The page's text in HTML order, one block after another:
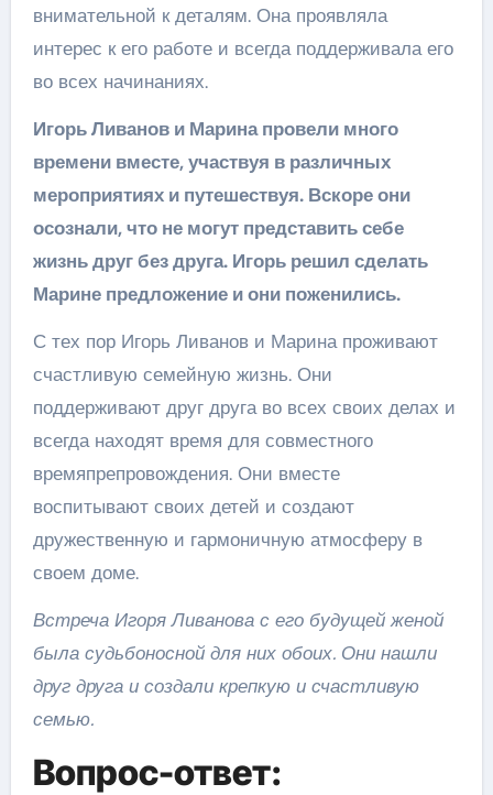
внимательной к деталям. Она проявляла
интерес к его работе и всегда поддерживала его
во всех начинаниях.
Игорь Ливанов и Марина провели много
времени вместе, участвуя в различных
мероприятиях и путешествуя. Вскоре они
осознали, что не могут представить себе
жизнь друг без друга. Игорь решил сделать
Марине предложение и они поженились.
С тех пор Игорь Ливанов и Марина проживают
счастливую семейную жизнь. Они
поддерживают друг друга во всех своих делах и
всегда находят время для совместного
времяпрепровождения. Они вместе
воспитывают своих детей и создают
дружественную и гармоничную атмосферу в
своем доме.
Встреча Игоря Ливанова с его будущей женой
была судьбоносной для них обоих. Они нашли
друг друга и создали крепкую и счастливую
семью.
Вопрос-ответ: